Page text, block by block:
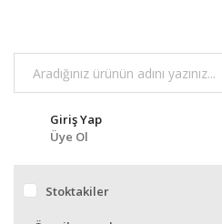
Giriş Yap
Üye Ol
Stoktakiler